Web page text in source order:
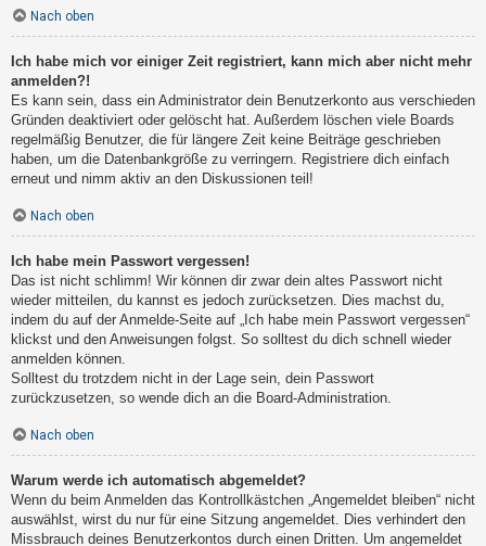
Nach oben
Ich habe mich vor einiger Zeit registriert, kann mich aber nicht mehr
anmelden?!
Es kann sein, dass ein Administrator dein Benutzerkonto aus verschieden
Gründen deaktiviert oder gelöscht hat. Außerdem löschen viele Boards
regelmäßig Benutzer, die für längere Zeit keine Beiträge geschrieben
haben, um die Datenbankgröße zu verringern. Registriere dich einfach
erneut und nimm aktiv an den Diskussionen teil!
Nach oben
Ich habe mein Passwort vergessen!
Das ist nicht schlimm! Wir können dir zwar dein altes Passwort nicht
wieder mitteilen, du kannst es jedoch zurücksetzen. Dies machst du,
indem du auf der Anmelde-Seite auf „Ich habe mein Passwort vergessen“
klickst und den Anweisungen folgst. So solltest du dich schnell wieder
anmelden können.
Solltest du trotzdem nicht in der Lage sein, dein Passwort
zurückzusetzen, so wende dich an die Board-Administration.
Nach oben
Warum werde ich automatisch abgemeldet?
Wenn du beim Anmelden das Kontrollkästchen „Angemeldet bleiben“ nicht
auswählst, wirst du nur für eine Sitzung angemeldet. Dies verhindert den
Missbrauch deines Benutzerkontos durch einen Dritten. Um angemeldet